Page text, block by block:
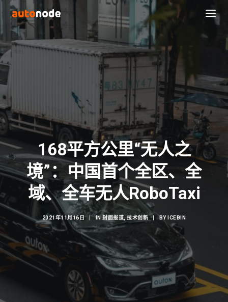
Search
168平方公里“无人之
境”：中国首个全区、全
域、全车无人RoboTaxi
2021年11月16日 | IN封面报道 ,技术创新 BY ICEBIN